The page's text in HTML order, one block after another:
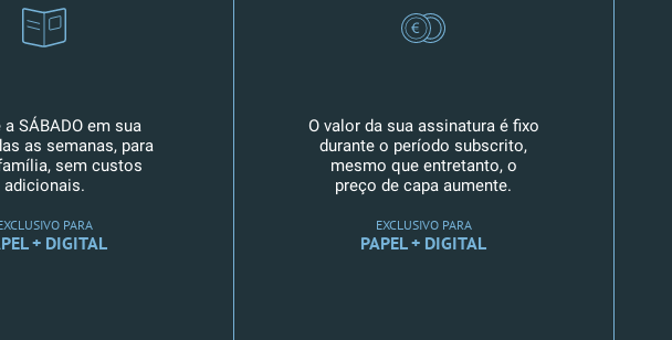
a SÁBADO em sua
as semanas, para
sem custos
adicionais.
PARA
+ DIGITAL
O valor da sua assinatura é fixo
durante o período subscrito,
mesmo que entretanto, o
preço de capa aumente.
EXCLUSIVO PARA
PAPEL + DIGITAL